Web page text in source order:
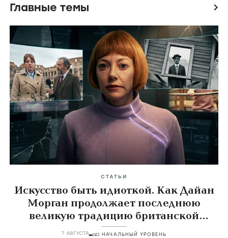
Главные темы icon
СТАТЬИ
Искусство быть идиоткой. Как Дайан
Морган продолжает последнюю
великую традицию британской
комедии
7 АВГУСТА НАЧАЛЬНЫЙ УРОВЕНЬ